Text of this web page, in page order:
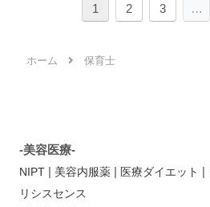
1 2 3 …
ホーム 保育士
-美容医療-
NIPT | 美容内服薬 | 医療ダイエット |
リシスセンス